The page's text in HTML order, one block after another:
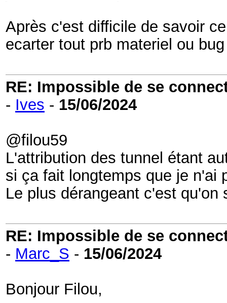
Après c'est difficile de savoir
ecarter tout prb materiel ou
RE: Impossible de se
- Ives - 15/06/2024
@filou59
L'attribution des tunnel étant
si ça fait longtemps que je n'ai
Le plus dérangeant c'est qu'on
RE: Impossible de se
- Marc_S - 15/06/2024
Bonjour Filou,